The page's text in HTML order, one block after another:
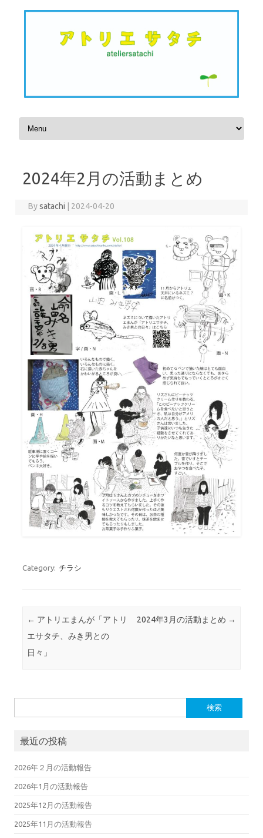
Skip to content
2024年2月の活動まとめ
Bysatachi 2024-04-20
Category: チラシ
Post navigation
← アトリエまんが「アトリ
エサタチ、みき男との
日々」
2024年3月の活動まとめ →
最近の投稿
2026年２月の活動報告
2026年1月の活動報告
2025年12月の活動報告
2025年11月の活動報告